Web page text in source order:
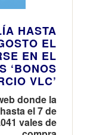
HASTA
EL
EN EL
‘BONOS
VLC’
donde la
el 7 de
vales de